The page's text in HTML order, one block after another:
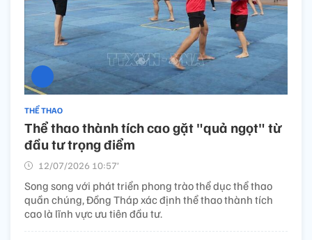
THỂ THAO
Thể thao thành tích cao gặt "quả ngọt" từ
đầu tư trọng điểm
12/07/2026 10:57’
Song song với phát triển phong trào thể dục thể thao
quần chúng, Đồng Tháp xác định thể thao thành tích
cao là lĩnh vực ưu tiên đầu tư.